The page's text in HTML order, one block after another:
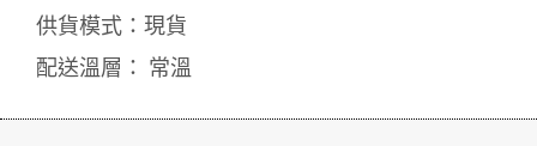
供貨模式：現貨
配送溫層： 常溫